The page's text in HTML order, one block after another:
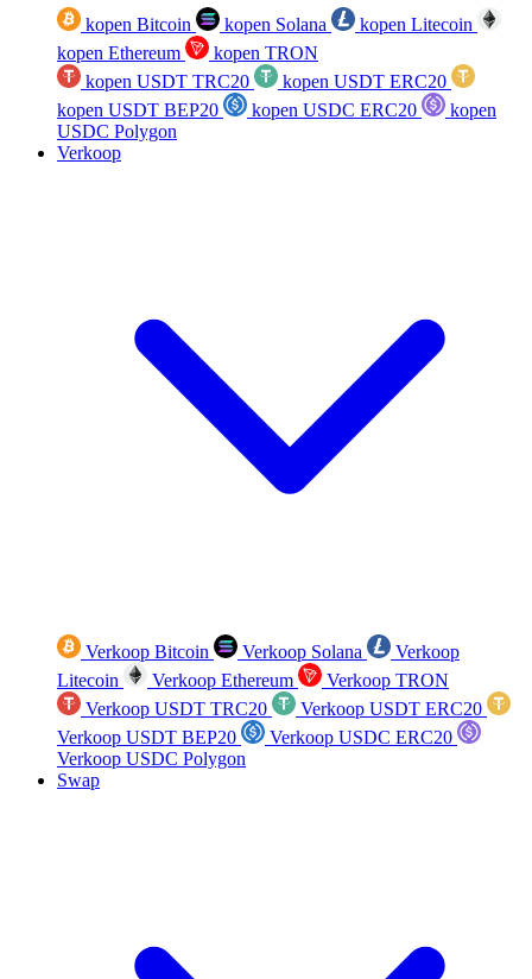
kopen Bitcoin kopen Solana
kopen Litecoin
kopen Ethereum
kopen TRON
kopen USDT TRC20
kopen USDT ERC20
kopen USDT BEP20
kopen USDC ERC20
kopen
USDC Polygon
Verkoop
Verkoop Bitcoin Verkoop Solana
Verkoop
Litecoin
Verkoop Ethereum
Verkoop TRON
Verkoop USDT TRC20
Verkoop USDT ERC20
Verkoop USDT BEP20
Verkoop USDC ERC20
Verkoop USDC Polygon
Swap